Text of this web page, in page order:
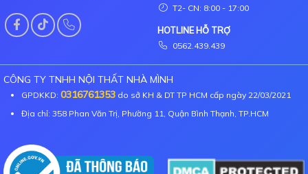
T2- CN: 8:00 - 17:00
HOTLINE HỖ TRỢ
0562.439.439
CÔNG TY TNHH NỘI THẤT NHÀ MÌNH
GPDKKD: 0316761353 do sở KH & DT TP HCM cấp ngày 22/03/2021
Địa chỉ: 358 Phan Văn Trị, Phường 11, Quận Bình Thạnh, TP.HCM